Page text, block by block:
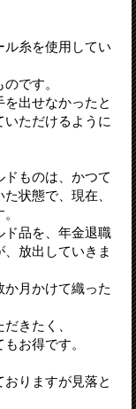
ル糸を使用してい
です。
出せなかったと
ただけるように
ものは、かつて
状態で、現在、
ド品を、年金退職
放出していきま
月かけて織った
きたく、
お得です。
りますが見落と